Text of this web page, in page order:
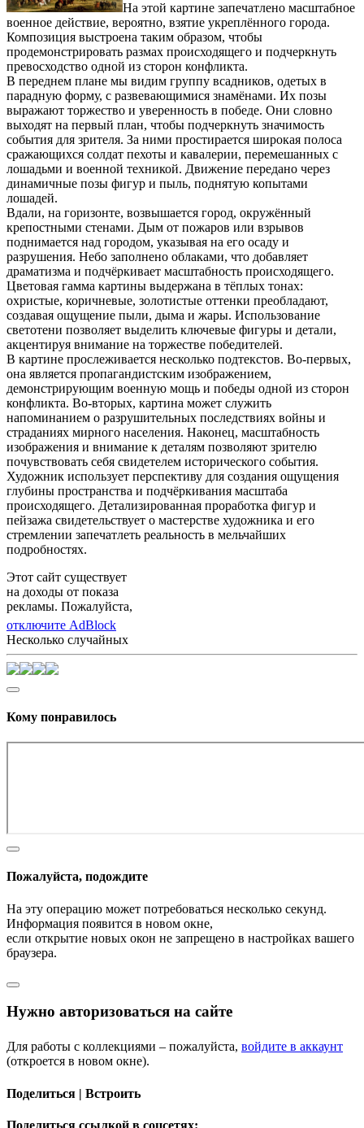
На этой картине запечатлено масштабное
военное действие, вероятно, взятие укреплённого города.
Композиция выстроена таким образом, чтобы
продемонстрировать размах происходящего и подчеркнуть
превосходство одной из сторон конфликта.
В переднем плане мы видим группу всадников, одетых в
парадную форму, с развевающимися знамёнами. Их позы
выражают торжество и уверенность в победе. Они словно
выходят на первый план, чтобы подчеркнуть значимость
события для зрителя. За ними простирается широкая полоса
сражающихся солдат пехоты и кавалерии, перемешанных с
лошадьми и военной техникой. Движение передано через
динамичные позы фигур и пыль, поднятую копытами
лошадей.
Вдали, на горизонте, возвышается город, окружённый
крепостными стенами. Дым от пожаров или взрывов
поднимается над городом, указывая на его осаду и
разрушения. Небо заполнено облаками, что добавляет
драматизма и подчёркивает масштабность происходящего.
Цветовая гамма картины выдержана в тёплых тонах:
охристые, коричневые, золотистые оттенки преобладают,
создавая ощущение пыли, дыма и жары. Использование
светотени позволяет выделить ключевые фигуры и детали,
акцентируя внимание на торжестве победителей.
В картине прослеживается несколько подтекстов. Во-первых,
она является пропагандистским изображением,
демонстрирующим военную мощь и победы одной из сторон
конфликта. Во-вторых, картина может служить
напоминанием о разрушительных последствиях войны и
страданиях мирного населения. Наконец, масштабность
изображения и внимание к деталям позволяют зрителю
почувствовать себя свидетелем исторического события.
Художник использует перспективу для создания ощущения
глубины пространства и подчёркивания масштаба
происходящего. Детализированная проработка фигур и
пейзажа свидетельствует о мастерстве художника и его
стремлении запечатлеть реальность в мельчайших
подробностях.
Этот сайт существует
на доходы от показа
рекламы. Пожалуйста,
отключите AdBlock
Несколько случайных
Кому понравилось
Пожалуйста, подождите
На эту операцию может потребоваться несколько секунд.
Информация появится в новом окне,
если открытие новых окон не запрещено в настройках вашего
браузера.
Нужно авторизоваться на сайте
Для работы с коллекциями – пожалуйста, войдите в аккаунт
(откроется в новом окне).
Поделиться | Встроить
Поделиться ссылкой в соцсетях: